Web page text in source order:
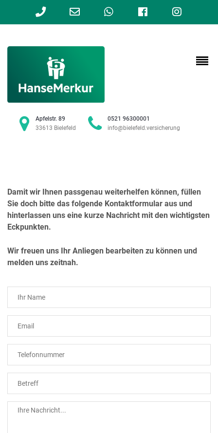
Apfelstr. 89
33613 Bielefeld
0521 96300001
info@bielefeld.versicherung
Damit wir Ihnen passgenau weiterhelfen können, füllen
Sie doch bitte das folgende Kontaktformular aus und
hinterlassen uns eine kurze Nachricht mit den wichtigsten
Eckpunkten.
Wir freuen uns Ihr Anliegen bearbeiten zu können und
melden uns zeitnah.
Phone
calling
Email
WhatsAppFacebook